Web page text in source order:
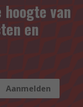
hoogte van
en
Aanmelden